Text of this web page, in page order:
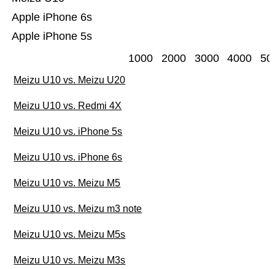
Apple iPhone 5s
Apple iPhone 6s
1000 2000 3000 4000
Meizu U10 vs. Meizu U20
Meizu U10 vs. Redmi 4X
Meizu U10 vs. iPhone 5s
Meizu U10 vs. iPhone 6s
Meizu U10 vs. Meizu M5
Meizu U10 vs. Meizu m3 note
Meizu U10 vs. Meizu M5s
Meizu U10 vs. Meizu M3s